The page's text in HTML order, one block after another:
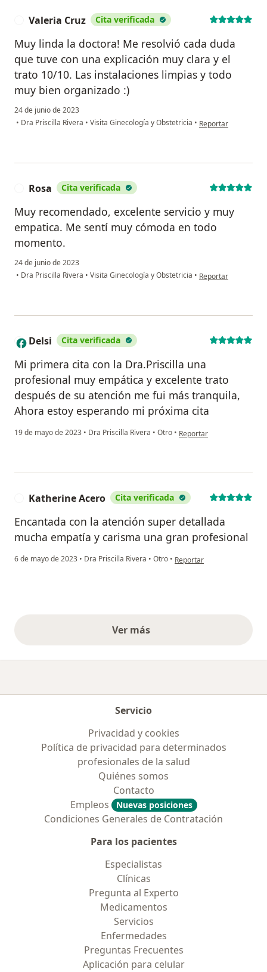
Valeria Cruz Cita verificada
Muy linda la doctora! Me resolvió cada duda
que tuve con una explicación muy clara y el
trato 10/10. Las instalaciones limpias y todo
muy bien organizado :)
24 de junio de 2023
• Dra Priscilla Rivera • Visita Ginecología y Obstetricia • en opinión del
Reportar
Rosa Cita verificada
Muy recomendado, excelente servicio y muy
empatica. Me sentí muy cómoda en todo
momento.
24 de junio de 2023
• Dra Priscilla Rivera • Visita Ginecología y Obstetricia • en opinión del
Reportar
D Delsi Cita verificada
Mi primera cita con la Dra.Priscilla una
profesional muy empática y excelente trato
después de su atención me fui más tranquila,
Ahora estoy esperando mi próxima cita
19 de mayo de 2023 • Dra Priscilla Rivera • Otro • en opinión del usuario
Reportar
Katherine Acero Cita verificada
Encantada con la atención super detallada
mucha empatía y carisma una gran profesional
6 de mayo de 2023 • Dra Priscilla Rivera • Otro • en opinión del usuario
Reportar
Ver másopiniones anteriores
Servicio
Privacidad y cookies
Política de privacidad para determinados
profesionales de la salud
Quiénes somos
Contacto
Empleos
Nuevas posiciones
Condiciones Generales de Contratación
Para los pacientes
Especialistas
Clínicas
Pregunta al Experto
Medicamentos
Servicios
Enfermedades
Preguntas Frecuentes
Aplicación para celular